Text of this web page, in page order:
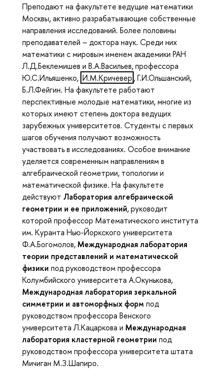
Преподают на факультете ведущие математики
Москвы, активно разрабатывающие собственные
направления исследований. Более половины
преподавателей – доктора наук. Среди них
математики с мировым именем академики РАН
Л.Д.Беклемишев и В.А.Васильев, профессора
Ю.С.Ильяшенко, И.М.Кричевер , Г.И.Ольшанский,
Б.Л.Фейгин. На факультете работают
перспективные молодые математики, многие из
которых имеют степень доктора ведущих
зарубежных университетов. Студенты с первых
шагов обучения получают возможность
участвовать в иссле­до­ваниях. Особое внимание
уделяется современным направлениям в
алгебраической геометрии, топологии и
математической физике. На факультете
действуют Лаборатория алгебраической
геометрии и ее приложений, руководит
которой профессор Математического института
им. Куранта Нью-Йоркского университета
Ф.А.Богомолов,Международная лаборатория
теории представлений и математической
физики под руководством профессора
Колумбийского университета А.Окунькова,
Международная лаборатория зеркальной
симметрии и автоморфных форм под
руководством профессора Венского
университета Л.Кацаркова и Международная
лаборатория кластерной геометрии под
руководством профессора университета штата
Мичиган М.З.Шапиро.